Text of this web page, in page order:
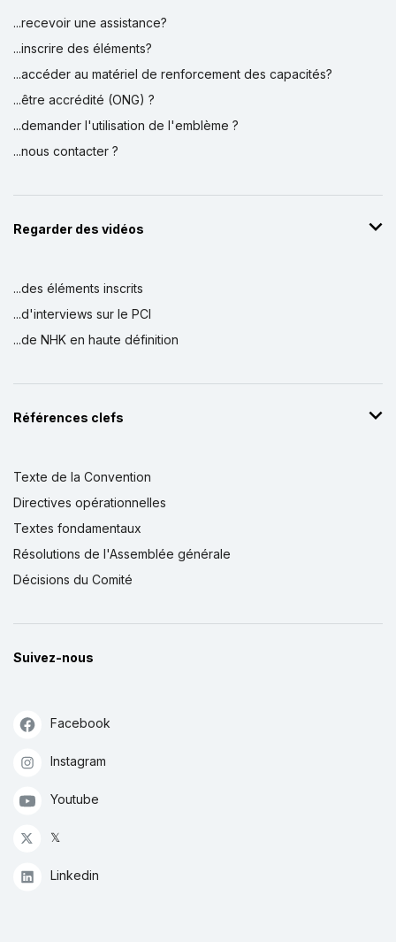
...recevoir une assistance?
...inscrire des éléments?
...accéder au matériel de renforcement des capacités?
...être accrédité (ONG) ?
...demander l'utilisation de l'emblème ?
...nous contacter ?
Regarder des vidéos
...des éléments inscrits
...d'interviews sur le PCI
...de NHK en haute définition
Références clefs
Texte de la Convention
Directives opérationnelles
Textes fondamentaux
Résolutions de l'Assemblée générale
Décisions du Comité
Suivez-nous
Facebook
Instagram
Youtube
𝕏
Linkedin